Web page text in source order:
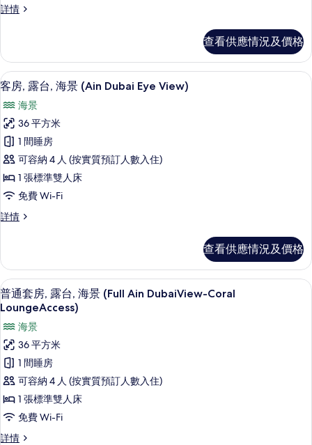
的
片
情
海
的
相
片
詳情
客
海
景
詳
查看供應情況及價格
載
入
所
有
客
房,
露
台,
海
(Ain
Dubai
Eye
View)
的
相
片
客房, 露台, 海景 (Ain Dubai Eye
6
客房, 露台, 海景 (Ain Dubai Eye View)
海景
36 平方米
1 間睡房
可容納 4 人 (按實質預訂人數入住)
1 張標準雙人床
免費 Wi-Fi
詳情
客
海
景
(Ain
Dubai
View)
詳
情
查看供應情況及價格
載
入
所
有
普
通
套
房,
露
普通套房, 露台, 海景 (Full Ain
6
普通套房, 露台, 海景 (Full Ain DubaiView-Coral
LoungeAccess)
海景
36 平方米
1 間睡房
可容納 4 人 (按實質預訂人數入住)
1 張標準雙人床
免費 Wi-Fi
詳情
普